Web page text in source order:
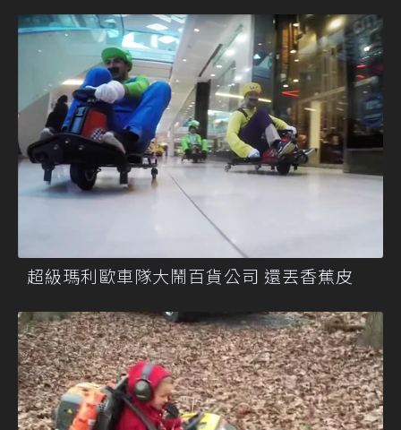
超級瑪利歐車隊大鬧百貨公司 還丟香蕉皮